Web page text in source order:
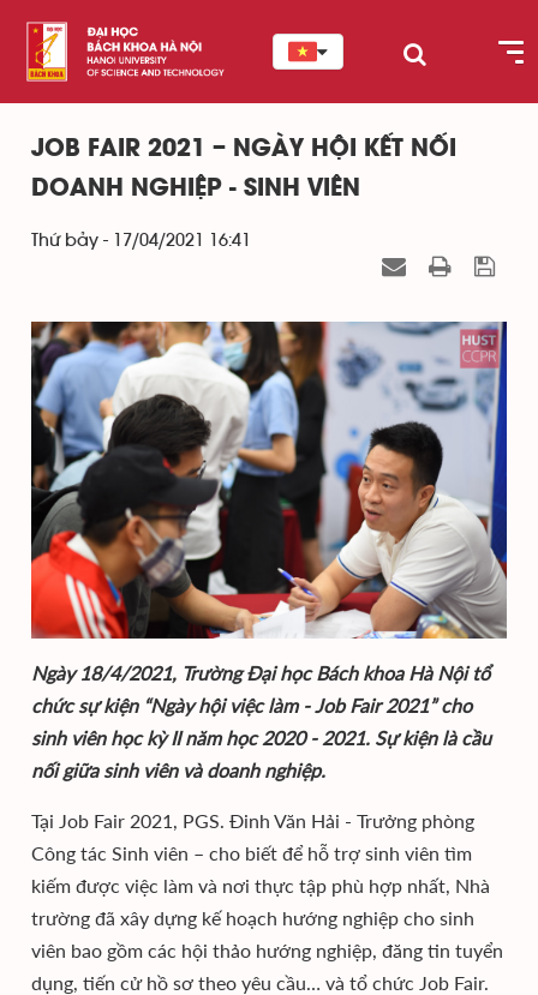
JOB FAIR 2021 – NGÀY HỘI KẾT NỐI
DOANH NGHIỆP - SINH VIÊN
Thứ bảy - 17/04/2021 16:41
Ngày 18/4/2021, Trường Đại học Bách khoa Hà Nội tổ
chức sự kiện “Ngày hội việc làm - Job Fair 2021” cho
sinh viên học kỳ II năm học 2020 - 2021. Sự kiện là cầu
nối giữa sinh viên và doanh nghiệp.
Tại Job Fair 2021, PGS. Đinh Văn Hải - Trưởng phòng
Công tác Sinh viên – cho biết để hỗ trợ sinh viên tìm
kiếm được việc làm và nơi thực tập phù hợp nhất, Nhà
trường đã xây dựng kế hoạch hướng nghiệp cho sinh
viên bao gồm các hội thảo hướng nghiệp, đăng tin tuyển
dụng, tiến cử hồ sơ theo yêu cầu… và tổ chức Job Fair.